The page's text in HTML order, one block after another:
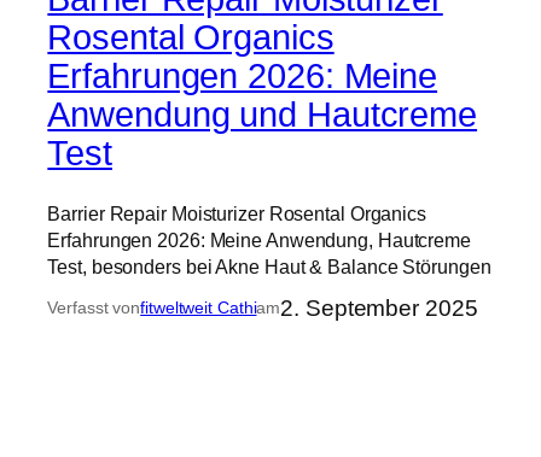
Rosental Organics
Erfahrungen 2026: Meine
Anwendung und Hautcreme
Test
Barrier Repair Moisturizer Rosental Organics
Erfahrungen 2026: Meine Anwendung, Hautcreme
Test, besonders bei Akne Haut & Balance Störungen
Verfasst vonfitweltweit Cathiam2. September 2025